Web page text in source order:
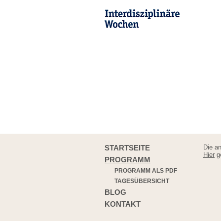
STARTSEITE
PROGRAMM
PROGRAMM ALS PDF
TAGESÜBERSICHT
BLOG
KONTAKT
Die
Hier